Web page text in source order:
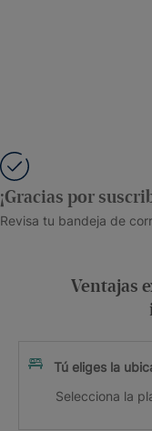
¡Gracias por
Revisa tu bandeja de
Ventajas
Tú eliges la
Selecciona la